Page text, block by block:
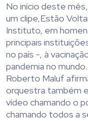
No início deste
um clipe,Estão
Instituto, em
principais
no país -, à
pandemia no
Roberto Maluf
orquestra também
vídeo chamando o
chamando todos a